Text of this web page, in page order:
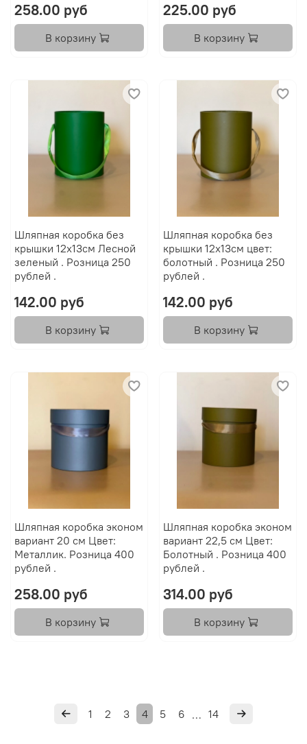
258.00 руб
В корзину
225.00 руб
В корзину
Шляпная коробка без
крышки 12х13см Лесной
зеленый . Розница 250
рублей .
142.00 руб
В корзину
Шляпная коробка без
крышки 12х13см цвет:
болотный . Розница 250
рублей .
142.00 руб
В корзину
Шляпная коробка эконом
вариант 20 см Цвет:
Металлик. Розница 400
рублей .
258.00 руб
В корзину
Шляпная коробка эконом
вариант 22,5 см Цвет:
Болотный . Розница 400
рублей .
314.00 руб
В корзину
1 2 3 4 5 6 … 14